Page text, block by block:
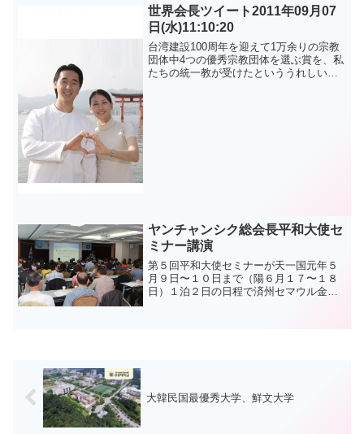
in front of the altar of ...
世界会長ツイート2011年09月07
日(水)11:10:20
台湾建設100周年を迎えて1万余りの宗教
団体中4つの優秀宗教団体を選ぶ賞を、私
たちの統一教が受けたといううれしいお
ヤンチャンシク総会長平和大使セ
ミナー講演
第５回平和大使セミナーが天一国元年５
月９日〜１０日まで（陽６月１７〜１８
日）１泊２日の日程で済州セマウル金庫
大韓民国最優秀大学、鮮文大学